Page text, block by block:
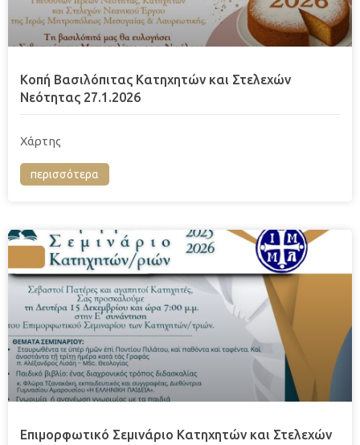
Κοπή Βασιλόπιτας Κατηχητών και Στελεχών
Νεότητας 27.1.2026
Χάρτης
περισσότερα
Επιμορφωτικό Σεμινάριο Κατηχητών και Στελεχών